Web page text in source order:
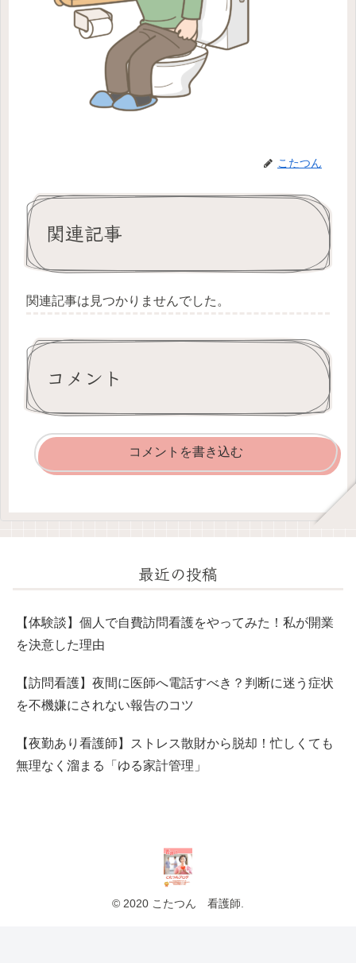
こたつん
関連記事
関連記事は見つかりませんでした。
コメント
コメントを書き込む
最近の投稿
【体験談】個人で自費訪問看護をやってみた！私が開業
を決意した理由
【訪問看護】夜間に医師へ電話すべき？判断に迷う症状
を不機嫌にされない報告のコツ
【夜勤あり看護師】ストレス散財から脱却！忙しくても
無理なく溜まる「ゆる家計管理」
© 2020 こたつん 看護師.